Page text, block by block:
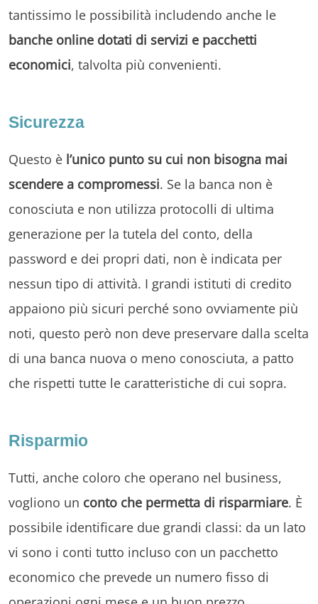
tantissimo le possibilità includendo anche le
banche online dotati di servizi e pacchetti
economici, talvolta più convenienti.
Sicurezza
Questo è l’unico punto su cui non bisogna mai
scendere a compromessi. Se la banca non è
conosciuta e non utilizza protocolli di ultima
generazione per la tutela del conto, della
password e dei propri dati, non è indicata per
nessun tipo di attività. I grandi istituti di credito
appaiono più sicuri perché sono ovviamente più
noti, questo però non deve preservare dalla scelta
di una banca nuova o meno conosciuta, a patto
che rispetti tutte le caratteristiche di cui sopra.
Risparmio
Tutti, anche coloro che operano nel business,
vogliono un conto che permetta di risparmiare. È
possibile identificare due grandi classi: da un lato
vi sono i conti tutto incluso con un pacchetto
economico che prevede un numero fisso di